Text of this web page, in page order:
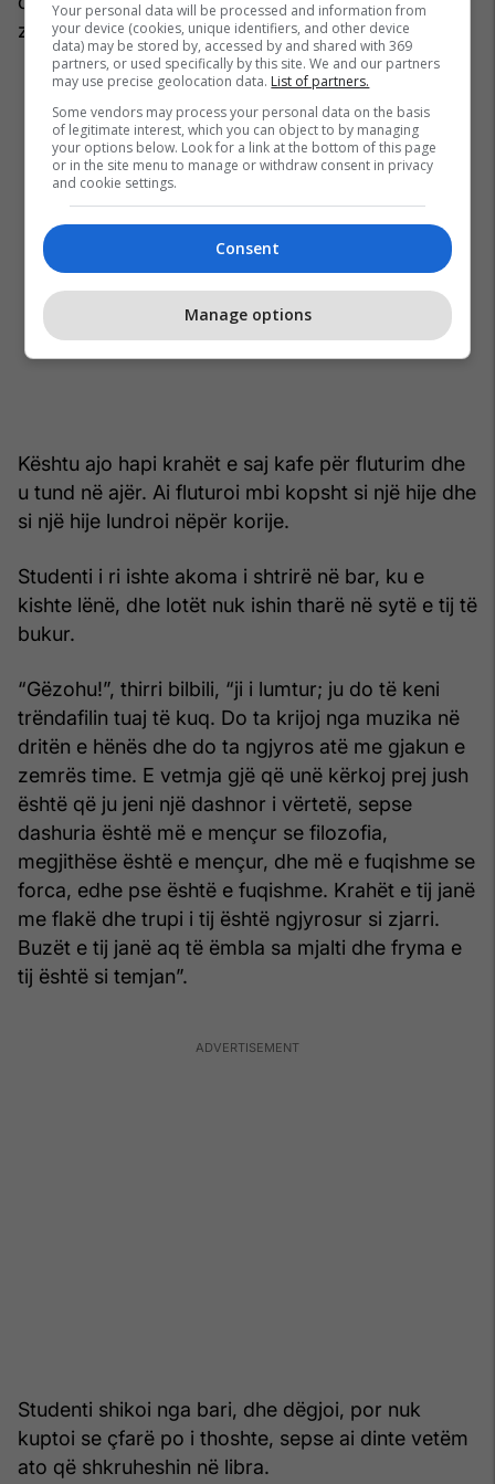
zemrën e një njeriu?”.
Kështu ajo hapi krahët e saj kafe për fluturim dhe
u tund në ajër. Ai fluturoi mbi kopsht si një hije dhe
si një hije lundroi nëpër korije.
Studenti i ri ishte akoma i shtrirë në bar, ku e
kishte lënë, dhe lotët nuk ishin tharë në sytë e tij të
bukur.
“Gëzohu!”, thirri bilbili, “ji i lumtur; ju do të keni
trëndafilin tuaj të kuq. Do ta krijoj nga muzika në
dritën e hënës dhe do ta ngjyros atë me gjakun e
zemrës time. E vetmja gjë që unë kërkoj prej jush
është që ju jeni një dashnor i vërtetë, sepse
dashuria është më e mençur se filozofia,
megjithëse është e mençur, dhe më e fuqishme se
forca, edhe pse është e fuqishme. Krahët e tij janë
me flakë dhe trupi i tij është ngjyrosur si zjarri.
Buzët e tij janë aq të ëmbla sa mjalti dhe fryma e
tij është si temjan”.
Studenti shikoi nga bari, dhe dëgjoi, por nuk
kuptoi se çfarë po i thoshte, sepse ai dinte vetëm
ato që shkruheshin në libra.
Your personal data will be processed and information from
your device (cookies, unique identifiers, and other device
data) may be stored by, accessed by and shared with 369
partners, or used specifically by this site. We and our partners
may use precise geolocation data. List of partners.
Some vendors may process your personal data on the basis
of legitimate interest, which you can object to by managing
your options below. Look for a link at the bottom of this page
or in the site menu to manage or withdraw consent in privacy
and cookie settings.
Consent
Manage options